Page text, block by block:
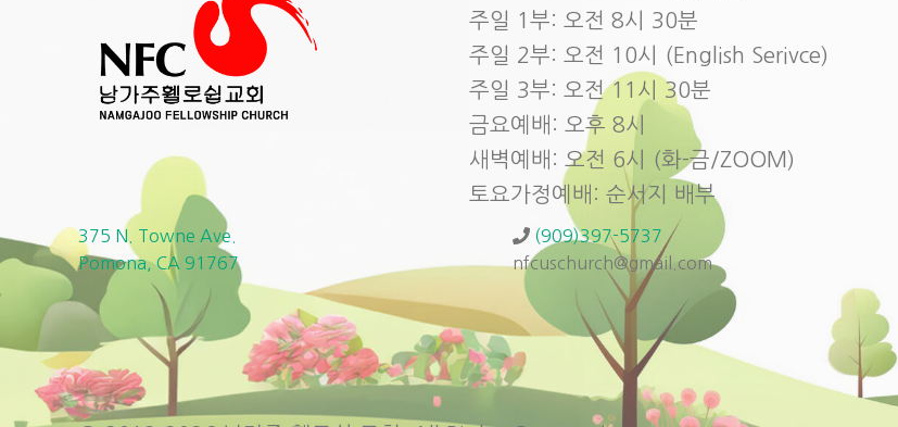
주일 1부: 오전 8시 30분
주일 2부: 오전 10시 (English Serivce)
주일 3부: 오전 11시 30분
금요예배: 오후 8시
새벽예배: 오전 6시 (화-금/ZOOM)
토요가정예배: 순서지 배부
375 N. Towne Ave.
Pomona, CA 91767
(909)397-5737
nfcuschurch@gmail.com